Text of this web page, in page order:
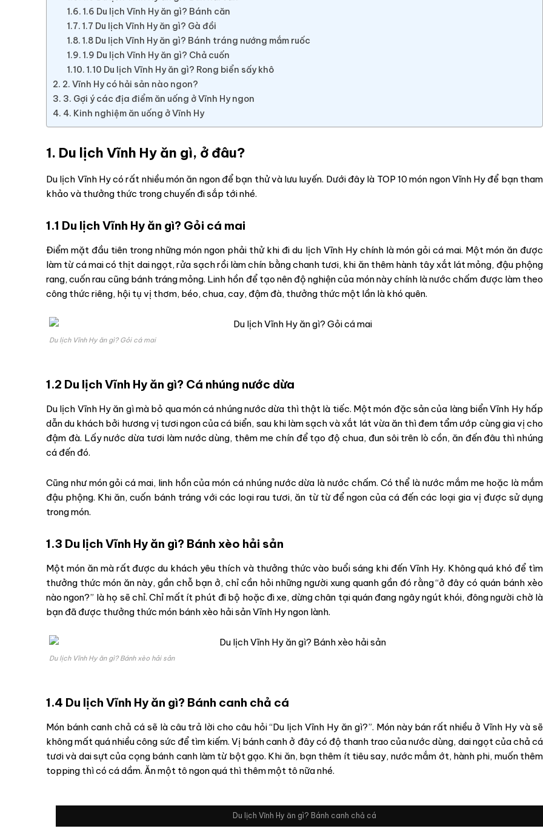
1.6 Du lịch Vĩnh Hy ăn gì? Bánh căn
1.7 Du lịch Vĩnh Hy ăn gì? Gà đồi
1.8 Du lịch Vĩnh Hy ăn gì? Bánh tráng nướng mắm ruốc
1.9 Du lịch Vĩnh Hy ăn gì? Chả cuốn
1.10 Du lịch Vĩnh Hy ăn gì? Rong biển sấy khô
2. Vĩnh Hy có hải sản nào ngon?
3. Gợi ý các địa điểm ăn uống ở Vĩnh Hy ngon
4. Kinh nghiệm ăn uống ở Vĩnh Hy
1. Du lịch Vĩnh Hy ăn gì, ở đâu?
Du lịch Vĩnh Hy có rất nhiều món ăn ngon để bạn thử và lưu luyến. Dưới đây là TOP 10 món ngon Vĩnh Hy để bạn tham
khảo và thưởng thức trong chuyến đi sắp tới nhé.
1.1 Du lịch Vĩnh Hy ăn gì? Gỏi cá mai
Điểm mặt đầu tiên trong những món ngon phải thử khi đi du lịch Vĩnh Hy chính là món gỏi cá mai. Một món ăn được
làm từ cá mai có thịt dai ngọt, rửa sạch rồi làm chín bằng chanh tươi, khi ăn thêm hành tây xắt lát mỏng, đậu phộng
rang, cuốn rau cũng bánh tráng mỏng. Linh hồn để tạo nên độ nghiện của món này chính là nước chấm được làm theo
công thức riêng, hội tụ vị thơm, béo, chua, cay, đậm đà, thưởng thức một lần là khó quên.
Du lịch Vĩnh Hy ăn gì? Gỏi cá mai
1.2 Du lịch Vĩnh Hy ăn gì? Cá nhúng nước dừa
Du lịch Vĩnh Hy ăn gì mà bỏ qua món cá nhúng nước dừa thì thật là tiếc. Một món đặc sản của làng biển Vĩnh Hy hấp
dẫn du khách bởi hương vị tươi ngon của cá biển, sau khi làm sạch và xắt lát vừa ăn thì đem tẩm ướp cùng gia vị cho
đậm đà. Lấy nước dừa tươi làm nước dùng, thêm me chín để tạo độ chua, đun sôi trên lò cồn, ăn đến đâu thì nhúng
cá đến đó.
Cũng như món gỏi cá mai, linh hồn của món cá nhúng nước dừa là nước chấm. Có thể là nước mắm me hoặc là mắm
đậu phộng. Khi ăn, cuốn bánh tráng với các loại rau tươi, ăn từ từ để ngon của cá đến các loại gia vị được sử dụng
trong món.
1.3 Du lịch Vĩnh Hy ăn gì? Bánh xèo hải sản
Một món ăn mà rất được du khách yêu thích và thưởng thức vào buổi sáng khi đến Vĩnh Hy. Không quá khó để tìm
thưởng thức món ăn này, gần chỗ bạn ở, chỉ cần hỏi những người xung quanh gần đó rằng “ở đây có quán bánh xèo
nào ngon?” là họ sẽ chỉ. Chỉ mất ít phút đi bộ hoặc đi xe, dừng chân tại quán đang ngây ngút khói, đông người chờ là
bạn đã được thưởng thức món bánh xèo hải sản Vĩnh Hy ngon lành.
Du lịch Vĩnh Hy ăn gì? Bánh xèo hải sản
1.4 Du lịch Vĩnh Hy ăn gì? Bánh canh chả cá
Món bánh canh chả cá sẽ là câu trả lời cho câu hỏi “Du lịch Vĩnh Hy ăn gì?”. Món này bán rất nhiều ở Vĩnh Hy và sẽ
không mất quá nhiều công sức để tìm kiếm. Vị bánh canh ở đây có độ thanh trao của nước dùng, dai ngọt của chả cá
tươi và dai sựt của cọng bánh canh làm từ bột gạo. Khi ăn, bạn thêm ít tiêu say, nước mắm ớt, hành phi, muốn thêm
topping thì có cá dầm. Ăn một tô ngon quá thì thêm một tô nữa nhé.
Du lịch Vĩnh Hy ăn gì? Bánh canh chả cá